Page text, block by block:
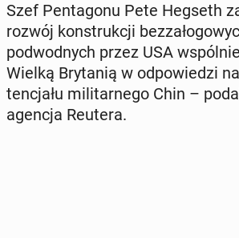
Szef Pen­ta­go­nu Pete Hegseth
rozwój kon­struk­cji
pod­wod­nych przez USA
Wielką Bry­ta­nią w od­po­wie­dzi
ten­cja­łu mi­li­tar­ne­go Chin –
agencja Reutera.